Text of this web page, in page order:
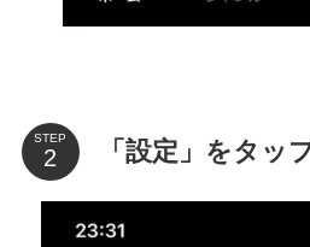
STEP 「設定」をタッ